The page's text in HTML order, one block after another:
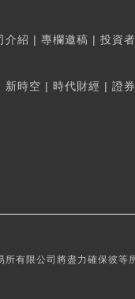
介紹 | 專欄邀稿 | 投資
新時空 | 時代財經 | 證
有限公司將盡力確保彼